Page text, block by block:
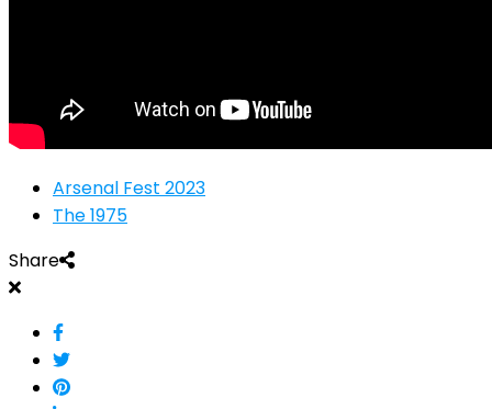
Arsenal Fest 2023
The 1975
Share